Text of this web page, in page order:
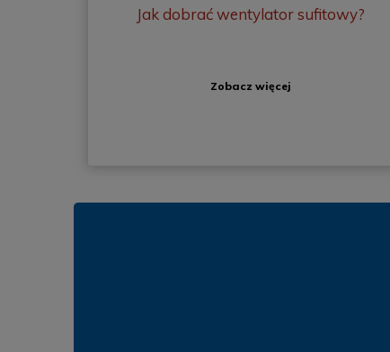
Jak dobrać wentylator sufitowy?
Zobacz więcej